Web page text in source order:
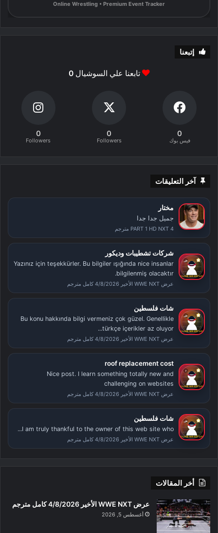
Online Wrestling • Premium Event Tracker
إتبعنا
تابعنا علي السوشيال0
0
فيس بوك
0
Followers
0
Followers
آخر التعليقات
مختار
جميل جدا جدا
PART 1 HD NXT 4 مترجم
شركات تشطيبات وديكور
Yazınız için teşekkürler. Bu bilgiler ışığında nice insanlar
bilgilenmiş olacaktır.
عرض WWE NXT الأخير 4/8/2026 كامل مترجم
شات فلسطين
Bu konu hakkında bilgi vermeniz çok güzel. Genellikle
türkçe içerikler az oluyor...
عرض WWE NXT الأخير 4/8/2026 كامل مترجم
roof replacement cost
Nice post. I learn something totally new and
challenging on websites
عرض WWE NXT الأخير 4/8/2026 كامل مترجم
شات فلسطين
I am truly thankful to the owner of this web site who...
عرض WWE NXT الأخير 4/8/2026 كامل مترجم
أخر المقالات
عرض WWE NXT الأخير 4/8/2026 كامل مترجم
أغسطس 5, 2026